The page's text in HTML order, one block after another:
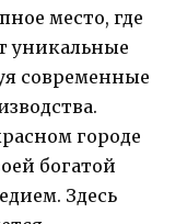
место, где
уникальные
современные
городе
богатой
Здесь